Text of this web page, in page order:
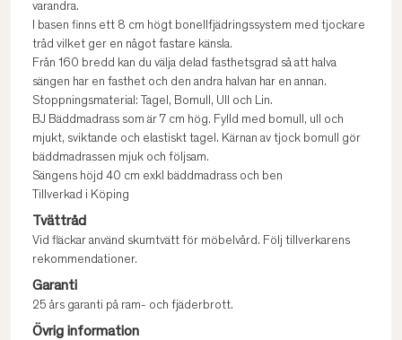
varandra.
I basen finns ett 8 cm högt bonellfjädringssystem med tjockare
tråd vilket ger en något fastare känsla.
Från 160 bredd kan du välja delad fasthetsgrad så att halva
sängen har en fasthet och den andra halvan har en annan.
Stoppningsmaterial: Tagel, Bomull, Ull och Lin.
BJ Bäddmadrass som är 7 cm hög. Fylld med bomull, ull och
mjukt, sviktande och elastiskt tagel. Kärnan av tjock bomull gör
bäddmadrassen mjuk och följsam.
Sängens höjd 40 cm exkl bäddmadrass och ben
Tillverkad i Köping
Tvättråd
Vid fläckar använd skumtvätt för möbelvård. Följ tillverkarens
rekommendationer.
Garanti
25 års garanti på ram- och fjäderbrott.
Övrig information